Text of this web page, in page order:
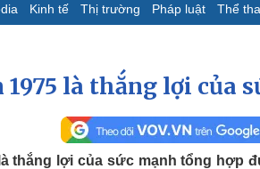
Kinh tế Thị trường Pháp luật Thể
Quan sát
Cuộc sống đó đây
là thắng lợi của
thắng lợi của sức mạnh tổng hợp